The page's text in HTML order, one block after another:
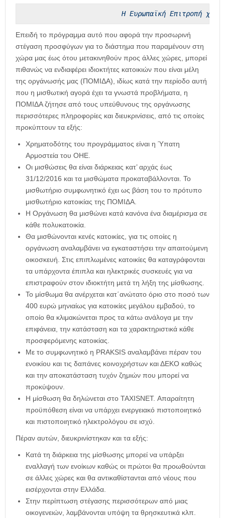
Η Ευρωπαϊκή Επιτροπή
Επειδή το πρόγραμμα αυτό που αφορά την προσωρινή
στέγαση προσφύγων για το διάστημα που παραμένουν στη
χώρα μας έως ότου μετακινηθούν προς άλλες χώρες, μπορεί
πιθανώς να ενδιαφέρει ιδιοκτήτες κατοικιών που είναι μέλη
της οργάνωσής μας (ΠΟΜΙΔΑ), ιδίως κατά την περίοδο αυτή
που η μισθωτική αγορά έχει τα γνωστά προβλήματα, η
ΠΟΜΙΔΑ ζήτησε από τους υπεύθυνους της οργάνωσης
περισσότερες πληροφορίες και διευκρινίσεις, από τις οποίες
προκύπτουν τα εξής:
Χρηματοδότης του προγράμματος είναι η Ύπατη
Αρμοστεία του ΟΗΕ.
Οι μισθώσεις θα είναι διάρκειας κατ’ αρχάς έως
31/12/2016 και τα μισθώματα προκαταβάλλονται. Το
μισθωτήριο συμφωνητικό έχει ως βάση του το πρότυπο
μισθωτήριο κατοικίας της ΠΟΜΙΔΑ.
Η Οργάνωση θα μισθώνει κατά κανόνα ένα διαμέρισμα σε
κάθε πολυκατοικία.
Θα μισθώνονται κενές κατοικίες, για τις οποίες η
οργάνωση αναλαμβάνει να εγκαταστήσει την απαιτούμενη
οικοσκευή. Στις επιπλωμένες κατοικίες θα καταγράφονται
τα υπάρχοντα έπιπλα και ηλεκτρικές συσκευές για να
επιστραφούν στον ιδιοκτήτη μετά τη λήξη της μίσθωσης.
Το μίσθωμα θα ανέρχεται κατ΄ανώτατο όριο στο ποσό των
400 ευρώ μηνιαίως για κατοικίες μεγάλου εμβαδού, το
οποίο θα κλιμακώνεται προς τα κάτω ανάλογα με την
επιφάνεια, την κατάσταση και τα χαρακτηριστικά κάθε
προσφερόμενης κατοικίας.
Με το συμφωνητικό η PRAKSIS αναλαμβάνει πέραν του
ενοικίου και τις δαπάνες κοινοχρήστων και ΔΕΚΟ καθώς
και την αποκατάσταση τυχόν ζημιών που μπορεί να
προκύψουν.
Η μίσθωση θα δηλώνεται στο TAXISNET. Απαραίτητη
προϋπόθεση είναι να υπάρχει ενεργειακό πιστοποιητικό
και πιστοποιητικό ηλεκτρολόγου σε ισχύ.
Πέραν αυτών, διευκρινίστηκαν και τα εξής:
Κατά τη διάρκεια της μίσθωσης μπορεί να υπάρξει
εναλλαγή των ενοίκων καθώς οι πρώτοι θα προωθούνται
σε άλλες χώρες και θα αντικαθίστανται από νέους που
εισέρχονται στην Ελλάδα.
Στην περίπτωση στέγασης περισσότερων από μιας
οικογενειών, λαμβάνονται υπόψη τα θρησκευτικά κλπ.